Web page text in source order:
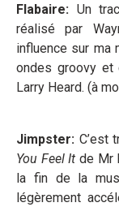
Flabaire: Un
réalisé par
influence sur ma
ondes groovy et
Larry Heard. (à
Jimpster: C’est
You Feel It de Mr
la fin de la
légèrement